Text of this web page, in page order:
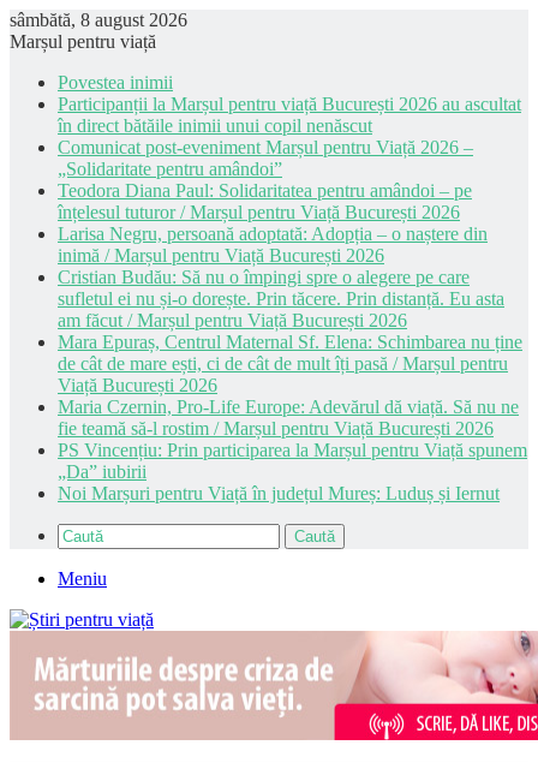
sâmbătă, 8 august 2026
Marșul pentru viață
Povestea inimii
Participanții la Marșul pentru viață București 2026 au ascultat
în direct bătăile inimii unui copil nenăscut
Comunicat post-eveniment Marșul pentru Viață 2026 –
„Solidaritate pentru amândoi”
Teodora Diana Paul: Solidaritatea pentru amândoi – pe
înțelesul tuturor / Marșul pentru Viață București 2026
Larisa Negru, persoană adoptată: Adopția – o naștere din
inimă / Marșul pentru Viață București 2026
Cristian Budău: Să nu o împingi spre o alegere pe care
sufletul ei nu și-o dorește. Prin tăcere. Prin distanță. Eu asta
am făcut / Marșul pentru Viață București 2026
Mara Epuraș, Centrul Maternal Sf. Elena: Schimbarea nu ține
de cât de mare ești, ci de cât de mult îți pasă / Marșul pentru
Viață București 2026
Maria Czernin, Pro-Life Europe: Adevărul dă viață. Să nu ne
fie teamă să-l rostim / Marșul pentru Viață București 2026
PS Vincențiu: Prin participarea la Marșul pentru Viață spunem
„Da” iubirii
Noi Marșuri pentru Viață în județul Mureș: Luduș și Iernut
Caută
Meniu